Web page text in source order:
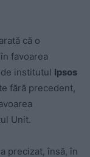
că o
favoarea
institutul Ipsos
fără precedent,
Unit.
precizat, însă, în